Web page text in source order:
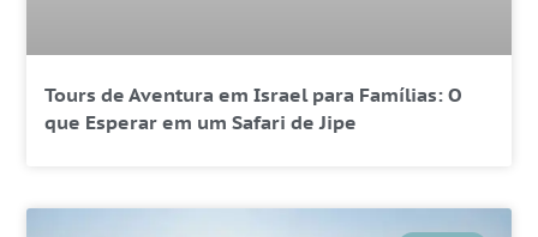
Tours de Aventura em Israel para Famílias: O
que Esperar em um Safari de Jipe